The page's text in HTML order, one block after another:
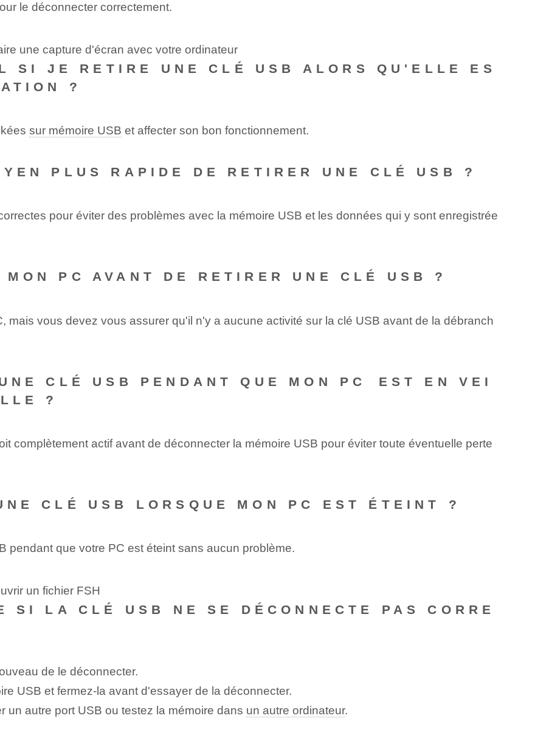
le déconnecter correctement.
une capture d'écran avec votre ordinateur
SI JE RETIRE UNE CLÉ USB ALORS QU'ELLE ES
?
sur mémoire USB et affecter son bon fonctionnement.
PLUS RAPIDE DE RETIRER UNE CLÉ USB ?
pour éviter des problèmes avec la mémoire USB et les données qui y sont enregistrée
PC AVANT DE RETIRER UNE CLÉ USB ?
mais vous devez vous assurer qu'il n'y a aucune activité sur la clé USB avant de la débranch
CLÉ USB PENDANT QUE‌ MON ‌PC⁤ EST EN VEI
?
complètement actif avant de déconnecter la mémoire USB pour éviter toute éventuelle perte
CLÉ USB LORSQUE MON PC EST ÉTEINT ?
pendant que⁢ votre PC est éteint sans aucun problème.
un fichier FSH
LA CLÉ USB NE SE DÉCONNECTE PAS CORRE
de le déconnecter.
USB et fermez-la avant d'essayer de la déconnecter.
un autre port ⁤USB ou testez la mémoire dans un autre ordinateur.